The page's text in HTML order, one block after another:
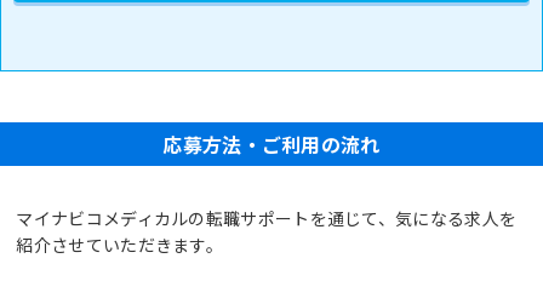
応募方法・ご利用の流れ
マイナビコメディカルの転職サポートを通じて、気になる求人を
紹介させていただきます。